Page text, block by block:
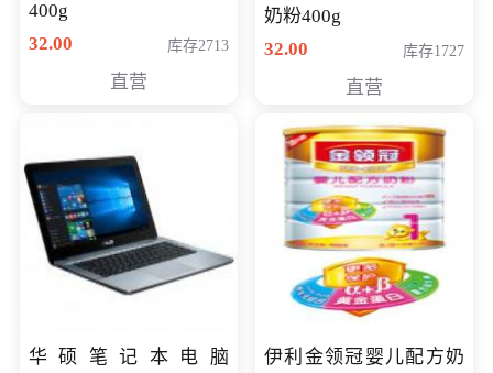
400g
32.00
库存2713
直营
奶粉400g
32.00
库存1727
直营
华硕笔记本电脑
伊利金领冠婴儿配方奶